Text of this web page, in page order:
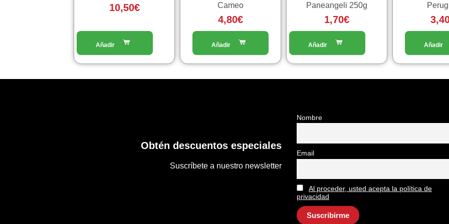
10,50€
Cameo
4,80€
Paneangeli 250g
1,70€
Obtén descuentos especiales
Suscríbete a nuestro newsletter
Nombre
Email
Al proceder, usted acepta la política de
privacidad